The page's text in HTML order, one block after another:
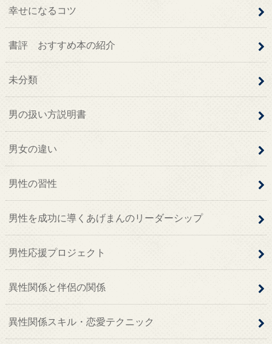
幸せになるコツ
書評 おすすめ本の紹介
未分類
男の扱い方説明書
男女の違い
男性の習性
男性を成功に導くあげまんのリーダーシップ
男性応援プロジェクト
異性関係と伴侶の関係
異性関係スキル・恋愛テクニック